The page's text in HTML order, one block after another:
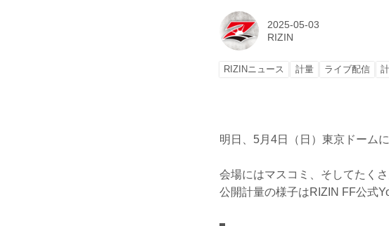
2025-05-03
RIZIN
RIZINニュース 計量 ライブ配信
明日、5月4日（日）東京ドーム
会場にはマスコミ、そしてたく
公開計量の様子はRIZIN FF公式